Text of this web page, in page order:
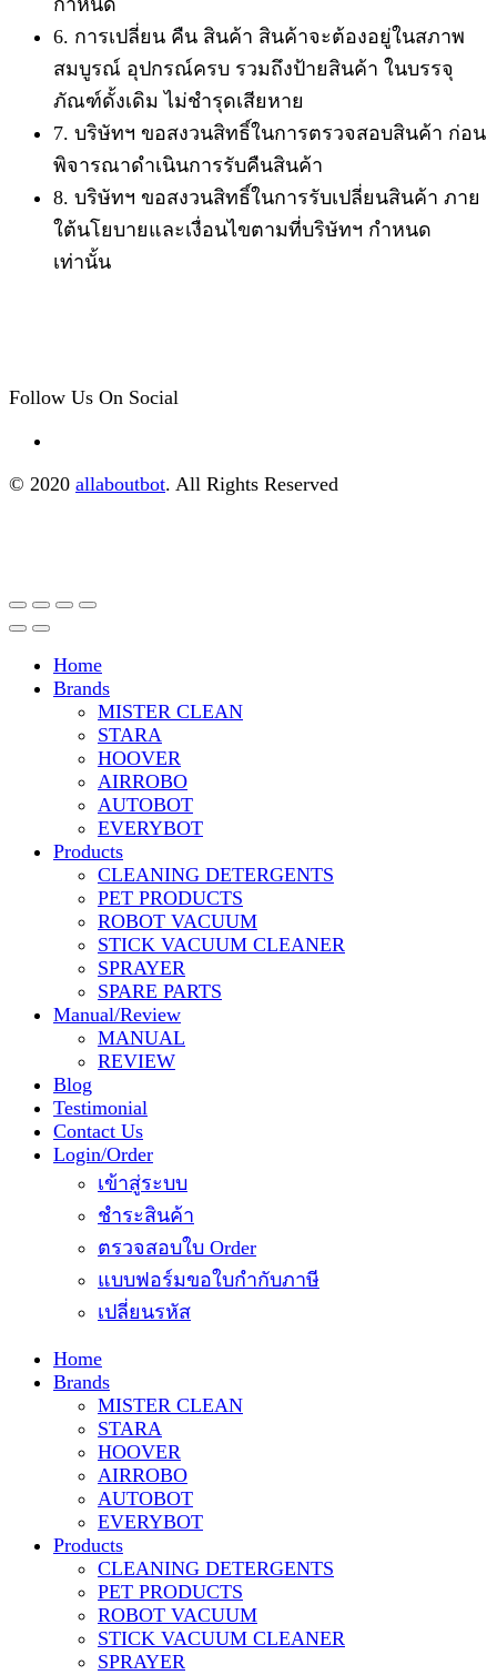
กำหนด
6. การเปลี่ยน คืน สินค้า สินค้าจะต้องอยู่ในสภาพ
สมบูรณ์ อุปกรณ์ครบ รวมถึงป้ายสินค้า ในบรรจุ
ภัณฑ์ดั้งเดิม ไม่ชำรุดเสียหาย
7. บริษัทฯ ขอสงวนสิทธิ์ในการตรวจสอบสินค้า ก่อน
พิจารณาดำเนินการรับคืนสินค้า
8. บริษัทฯ ขอสงวนสิทธิ์ในการรับเปลี่ยนสินค้า ภาย
ใต้นโยบายและเงื่อนไขตามที่บริษัทฯ กำหนด
เท่านั้น
Follow Us On Social
© 2020 allaboutbot. All Rights Reserved
Home
Brands
MISTER CLEAN
STARA
HOOVER
AIRROBO
AUTOBOT
EVERYBOT
Products
CLEANING DETERGENTS
PET PRODUCTS
ROBOT VACUUM
STICK VACUUM CLEANER
SPRAYER
SPARE PARTS
Manual/Review
MANUAL
REVIEW
Blog
Testimonial
Contact Us
Login/Order
เข้าสู่ระบบ
ชำระสินค้า
ตรวจสอบใบ Order
แบบฟอร์มขอใบกำกับภาษี
เปลี่ยนรหัส
Home
Brands
MISTER CLEAN
STARA
HOOVER
AIRROBO
AUTOBOT
EVERYBOT
Products
CLEANING DETERGENTS
PET PRODUCTS
ROBOT VACUUM
STICK VACUUM CLEANER
SPRAYER